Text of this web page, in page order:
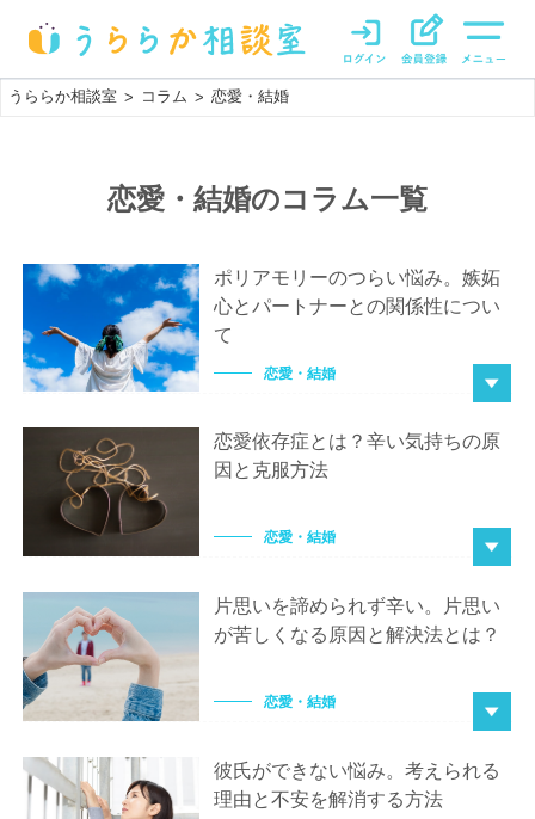
うららか相談室 > コラム > 恋愛・結婚
恋愛・結婚のコラム一覧
ポリアモリーのつらい悩み。嫉妬
心とパートナーとの関係性につい
て
恋愛・結婚
恋愛依存症とは？辛い気持ちの原
因と克服方法
恋愛・結婚
片思いを諦められず辛い。片思い
が苦しくなる原因と解決法とは？
恋愛・結婚
彼氏ができない悩み。考えられる
理由と不安を解消する方法